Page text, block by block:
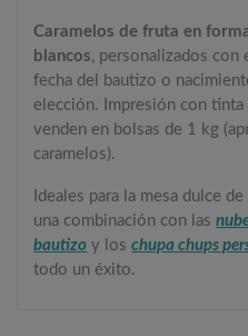
Caramelos de fruta en
blancos, personalizados
fecha del bautizo o
elección. Impresión con
venden en bolsas de 1 kg
caramelos).
Ideales para la mesa dulce
una combinación con las
bautizo y loschupa chups
todo un éxito.